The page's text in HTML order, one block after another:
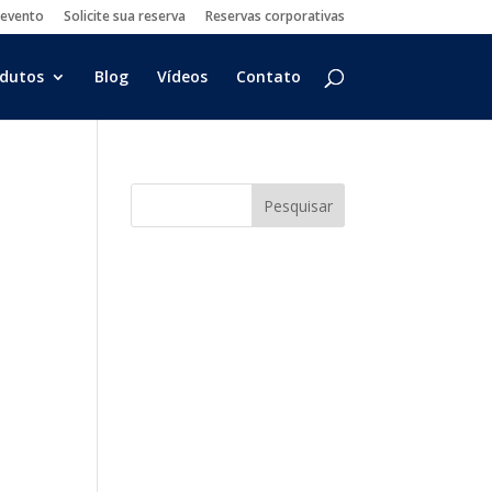
Solicite sua reserva Reservas corporativas
Blog Vídeos Contato